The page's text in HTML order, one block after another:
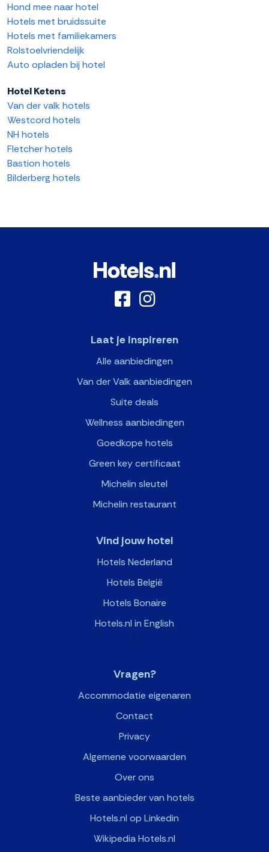
Hond mee naar hotel
Hotels met bruidssuite
Hotels met familiekamers
Rolstoelvriendelijk
Auto opladen bij hotel
Hotel Ketens
Van der valk hotels
Westcord hotels
NH hotels
Fletcher hotels
Bastion hotels
Bilderberg hotels
Laat je inspireren
Alle aanbiedingen
Van der Valk aanbiedingen
Suite deals
Wellness aanbiedingen
Goedkope hotels
Green key certificaat
Michelin sleutel
Michelin restaurant
Vind jouw hotel
Hotels Nederland
Hotels België
Hotels Bonaire
Hotels.nl in English
>
Vragen?
Accommodatie eigenaren
Contact
Privacy
Algemene voorwaarden
Over ons
Beste aanbieder van hotels
Hotels.nl op Linkedin
Wikipedia Hotels.nl